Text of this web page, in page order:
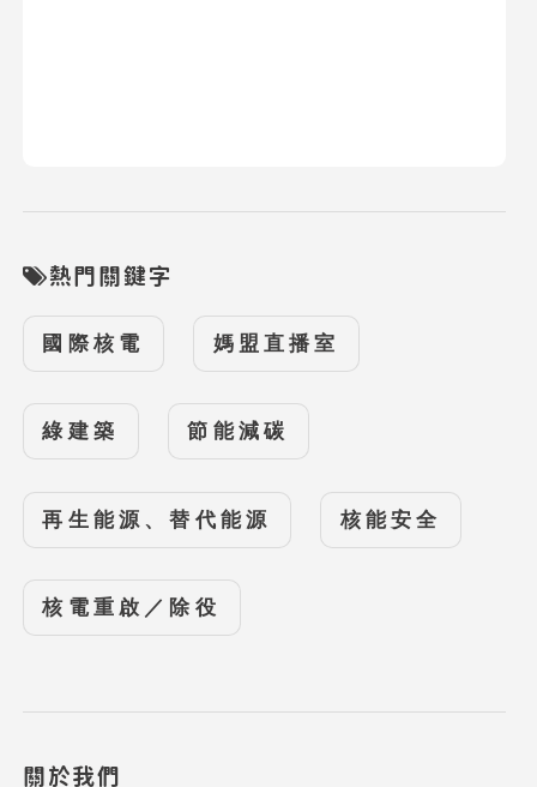
熱門關鍵字
國際核電 媽盟直播室
綠建築 節能減碳
再生能源、替代能源 核能安全
核電重啟／除役
關於我們